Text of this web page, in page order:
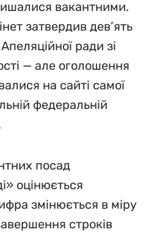
вакантними.
затвердив дев’ять
ради зі
— але оголошення
на сайті самої
федеральній
посад
оцінюється
змінюється в міру
строків